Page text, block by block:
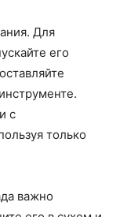
Для
его
с
только
важно